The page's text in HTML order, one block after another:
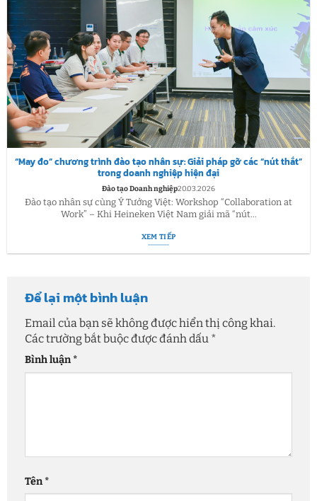
“May đo” chương trình đào tạo nhân sự: Giải pháp gỡ các “nút thắt”
trong doanh nghiệp hiện đại
Đào tạo Doanh nghiệp20.03.2026
Đào tạo nhân sự cùng Ý Tưởng Việt: Workshop “Collaboration at
Work” – Khi Heineken Việt Nam giải mã “nút...
XEM TIẾP
Để lại một bình luận
Email của bạn sẽ không được hiển thị công khai.
Các trường bắt buộc được đánh dấu *
Bình luận*
Tên*